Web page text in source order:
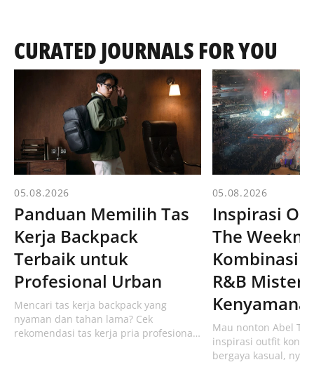
CURATED JOURNALS FOR YOU
05.08.2026
Panduan Memilih Tas
Kerja Backpack
Terbaik untuk
Profesional Urban
Mencari tas kerja backpack yang
nyaman dan tahan lama? Cek
rekomendasi tas kerja pria profesional
05.08.2026
Inspirasi
The
Kombinasi
R&B
Mau nonton Abel
inspirasi outfit
bergaya kasual,